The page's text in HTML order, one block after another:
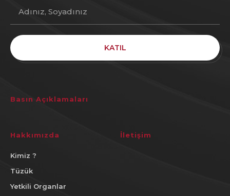
KATIL
Basın Açıklamaları
Hakkımızda
Kimiz ?
Tüzük
Yetkili Organlar
İletişim